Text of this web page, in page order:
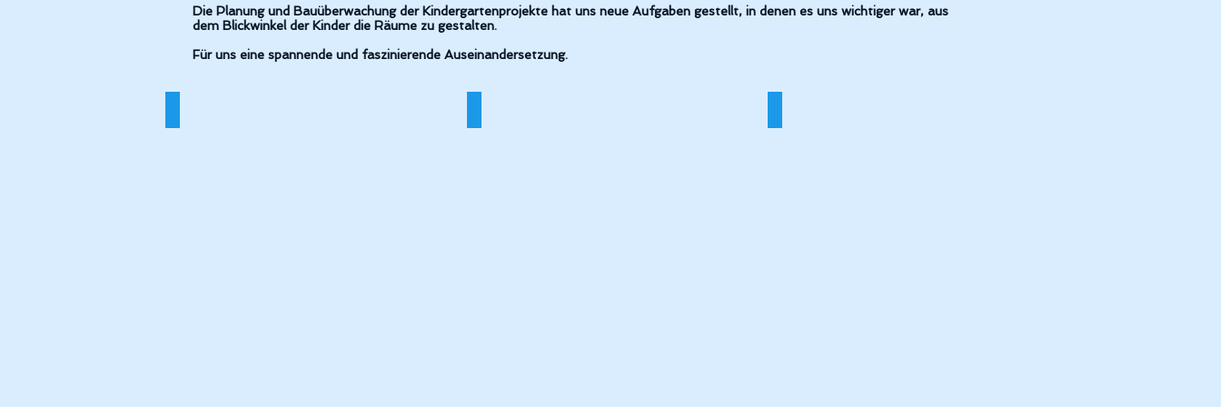
Die Planung und Bauüberwachung der Kindergartenprojekte hat uns neue Aufgaben gestellt, in denen es uns wichtiger war, aus
dem Blickwinkel der Kinder die Räume zu gestalten.
Für uns eine spannende und faszinierende Auseinandersetzung.